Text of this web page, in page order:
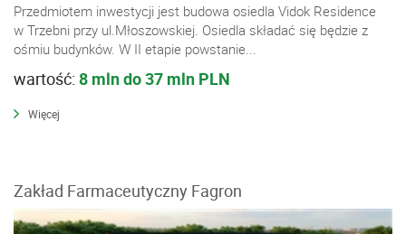
Przedmiotem inwestycji jest budowa osiedla Vidok Residence
w Trzebni przy ul.Młoszowskiej. Osiedla składać się będzie z
ośmiu budynków. W II etapie powstanie...
wartość: 8 mln do 37 mln PLN
Więcej
Zakład Farmaceutyczny Fagron